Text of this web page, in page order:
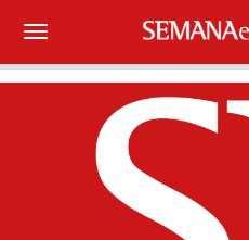
Suscríbase
Iniciar sesión
Portada